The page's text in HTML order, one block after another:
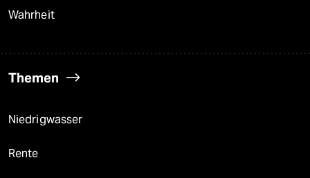
Wahrheit
Themen
Niedrigwasser
Rente